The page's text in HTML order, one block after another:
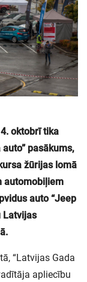
oktobrī tika
pasākums,
žūrijas lomā
automobiļiem
auto “Jeep
Latvijas
“Latvijas Gada
apliecību